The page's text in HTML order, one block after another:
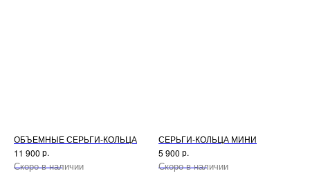
ОБЪЕМНЫЕ СЕРЬГИ-КОЛЬЦА
11 900 р.
Нет в наличии
СЕРЬГИ-КОЛЬЦА МИНИ
5 900 р.
Нет в наличии